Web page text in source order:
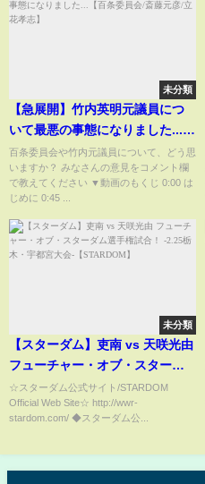
未分類
【急展開】竹内英明元議員につ
いて最悪の事態になりました...
【百条委員会/斎藤元彦/立花孝
志】
百条委員会や竹内元議員について、どう思
いますか？ みなさんの意見をコメント欄
で教えてください ▼動画のもくじ 0:00 は
じめに 0:45 ...
未分類
【スターダム】吏南 vs 天咲光由
フューチャー・オブ・スターダ
ム選手権試合！ -2.25栃木・宇都
宮大会-【STARDOM】
☆スターダム公式サイト/STARDOM
Official Web Site☆ http://wwr-
stardom.com/ ◆スターダム公...